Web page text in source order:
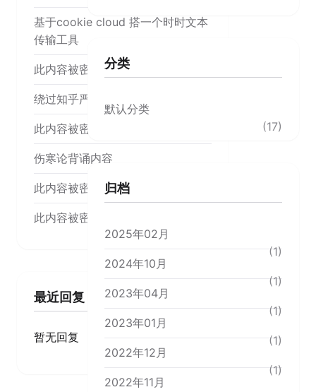
基于cookie cloud 搭一个时时文本
传输工具
此内容被密码保护
绕过知乎严选
此内容被密码保护
伤寒论背诵内容
此内容被密码保护
此内容被密码保护
最近回复
暂无回复
分类
默认分类
(17)
归档
2025年02月
(1)
2024年10月
(1)
2023年04月
(1)
2023年01月
(1)
2022年12月
(1)
2022年11月